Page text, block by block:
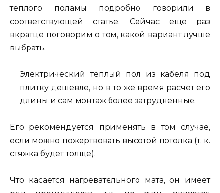
теплого поламы подробно говорили в
соответствующей статье. Сейчас еще раз
вкратце поговорим о том, какой вариант лучше
выбрать.
Электрический теплый пол из кабеля под
плитку дешевле, но в то же время расчет его
длины и сам монтаж более затрудненные.
Его рекомендуется применять в том случае,
если можно пожертвовать высотой потолка (т. к.
стяжка будет толще).
Что касается нагревательного мата, он имеет